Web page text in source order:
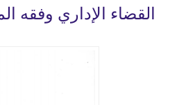
القضاء الإداري وفقه